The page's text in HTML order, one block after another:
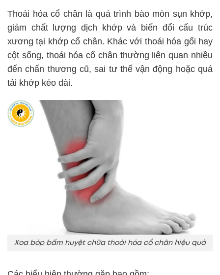
Thoái hóa cổ chân là quá trình bào mòn sụn khớp,
giảm chất lượng dịch khớp và biến đổi cấu trúc
xương tại khớp cổ chân. Khác với thoái hóa gối hay
cột sống, thoái hóa cổ chân thường liên quan nhiều
đến chấn thương cũ, sai tư thế vận động hoặc quá
tải khớp kéo dài.
Xoa bóp bấm huyệt chữa thoái hóa cổ chân hiệu quả